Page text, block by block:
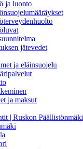
ja luonto
jätevedet
ja eläinsuojelu
ja maksut
| Ruskon Päällistönmäki